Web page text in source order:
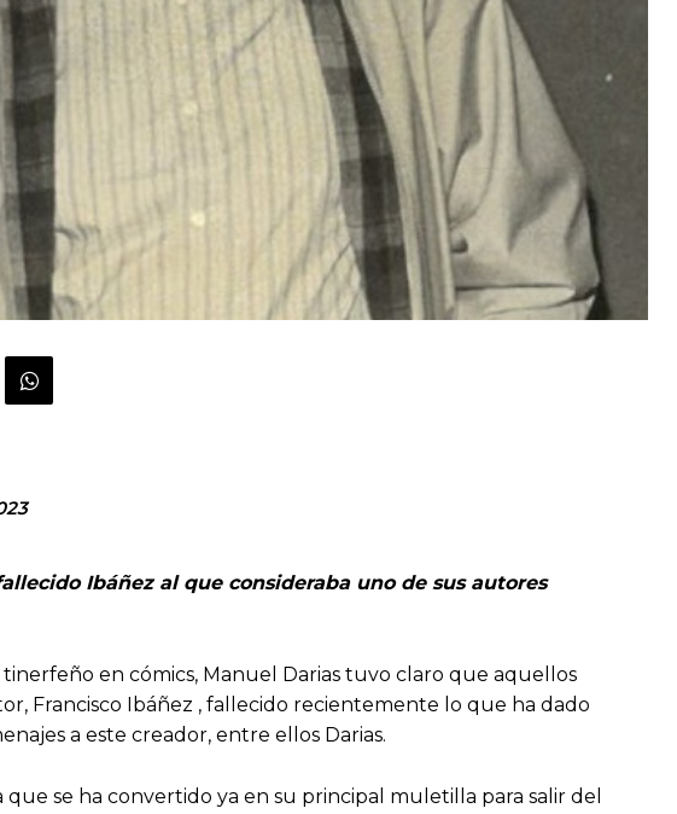
Ibáñez al que consideraba uno de sus autores
tinerfeño en cómics, Manuel Darias tuvo claro que aquellos
Francisco Ibáñez , fallecido recientemente lo que ha dado
a este creador, entre ellos Darias.
se ha convertido ya en su principal muletilla para salir del